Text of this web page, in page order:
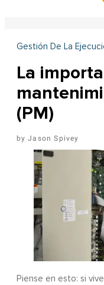
Gestión De La
La
(PM)
Jason Spivey
Piense en esto: si